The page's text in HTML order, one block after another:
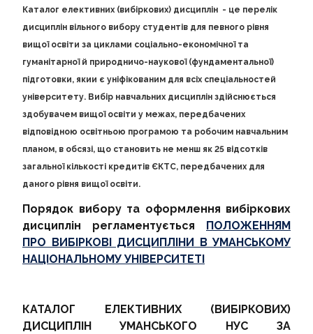
АСПІРАНТУ
АКРЕДИТАЦІЇ
НОВИНИ
ВІДЕО
Каталог елективних (вибіркових) дисциплін - це перелік
дисциплін вільного вибору студентів для певного рівня
вищої освіти за циклами соціально-економічної та
гуманітарної й природничо-наукової (фундаментальної)
підготовки, якии є уніфікованим для всіх спеціальностей
університету. Вибір навчальних дисциплін здійснюється
здобувачем вищої освіти у межах, передбачених
відповідною освітньою програмою та робочим навчальним
планом, в обсязі, що становить не менш як 25 відсотків
загальної кількості кредитів ЄКТС, передбачених для
даного рівня вищої освіти.
Порядок вибору та оформлення вибіркових
дисциплін регламентується
ПОЛОЖЕННЯМ
ПРО ВИБІРКОВІ ДИСЦИПЛІНИ В УМАНСЬКОМУ
НАЦІОНАЛЬНОМУ УНІВЕРСИТЕТІ
КАТАЛОГ ЕЛЕКТИВНИХ (ВИБІРКОВИХ)
ДИСЦИПЛІН УМАНСЬКОГО НУС ЗА